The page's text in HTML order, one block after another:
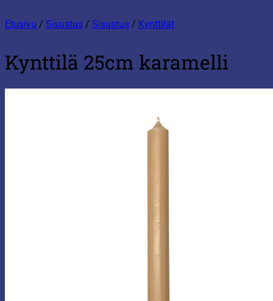
Etusivu / Sisustus / Sisustus / Kynttilät
Kynttilä 25cm karamelli